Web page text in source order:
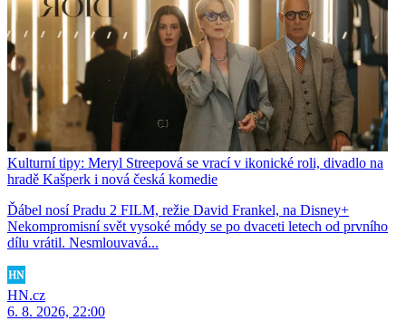
Kulturní tipy: Meryl Streepová se vrací v ikonické roli, divadlo na
hradě Kašperk i nová česká komedie
Ďábel nosí Pradu 2 FILM, režie David Frankel, na Disney+
Nekompromisní svět vysoké módy se po dvaceti letech od prvního
dílu vrátil. Nesmlouvavá...
HN.cz
6. 8. 2026, 22:00